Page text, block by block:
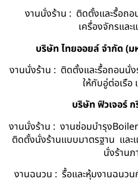
งานนั่งร้าน : ติดตั้งและรื้อถ
เครื่องจักรและ
บริษัท ไทยออยล์ จํากัด (ม
งานนั่งร้าน : ติดตั้งและรื้อถอนนั่
ให้กับอู่ต่อเรือ
บริษัท ฟิวเจอร์
งานนั่งร้าน : งานซ่อมบำรุง
ติดตั้งนั่งร้านแบบมาตรฐาน และ
นั่งร้าน
งานฉนวน : รื้อและหุ้มงานฉนว